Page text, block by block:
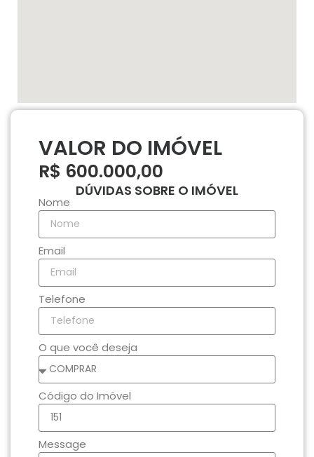
VALOR DO IMÓVEL
R$ 600.000,00
DÚVIDAS SOBRE O IMÓVEL
Nome
Email
Telefone
O que você deseja
Código do Imóvel
Message